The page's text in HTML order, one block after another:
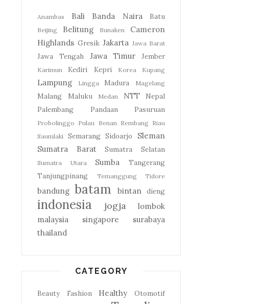
Anambas Bali Banda Naira Batu
Beijing Belitung Bunaken
Cameron
Highlands Gresik Jakarta Jawa Barat
Jawa Tengah Jawa Timur Jember
Karimun Kediri Kepri Korea Kupang
Lampung Lingga Madura Magelang
Malang Maluku Medan NTT
Nepal
Palembang
Pandaan Pasuruan
Probolinggo Pulau Benan Rembang Riau
Saumlaki Semarang Sidoarjo
Sleman
Sumatra Barat
Sumatra Selatan
Sumatra Utara Sumba
Tangerang
Tanjungpinang
Temanggung Tidore
bandung batam bintan dieng
indonesia jogja
lombok
malaysia
singapore
surabaya
thailand
CATEGORY
Beauty Fashion Healthy Otomotif